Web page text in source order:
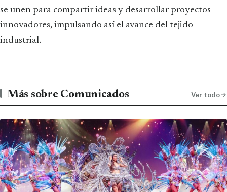
se unen para compartir ideas y desarrollar proyectos
innovadores, impulsando así el avance del tejido
industrial.
Más sobre Comunicados Ver todo